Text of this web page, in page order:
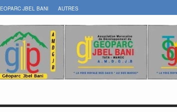
JBEL BANI AUTRES